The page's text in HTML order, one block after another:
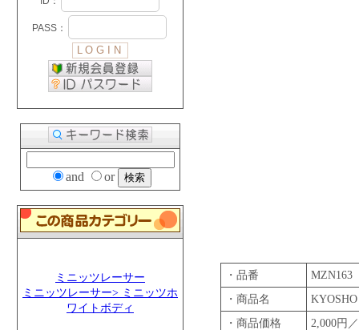
and or
ミニッツレーサー
ミニッツレーサー> ミニッツホ
ワイトボディ
・品番
MZN163
・商品名
・商品価格
2,000円